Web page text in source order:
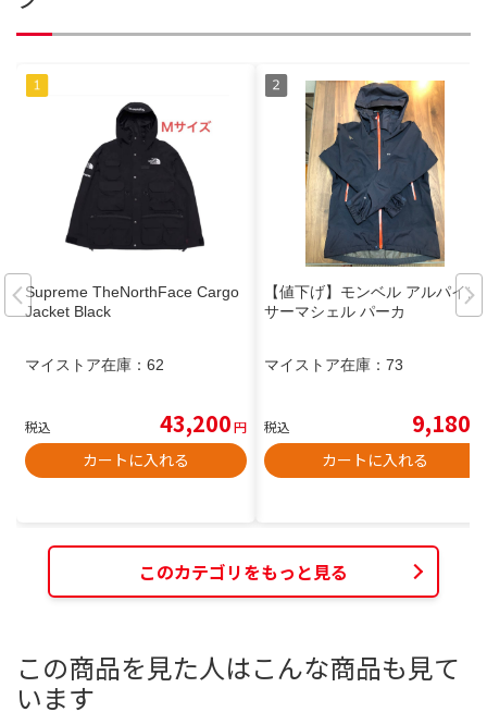
Supreme TheNorthFace Cargo
Jacket Black
マイストア在庫： 62
税込 43,200円
カートに入れる
【値下げ】モンベル アルパイン
サーマシェル パーカ
マイストア在庫： 73
税込 9,180
カートに入れる
このカテゴリをもっと見る
この商品を見た人はこんな商品も見て
います